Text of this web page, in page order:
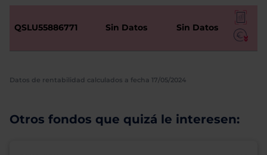
QSLU55886771 Sin Datos Sin Datos
Datos de rentabilidad calculados a fecha 17/05/2024
Otros fondos que quizá le interesen: